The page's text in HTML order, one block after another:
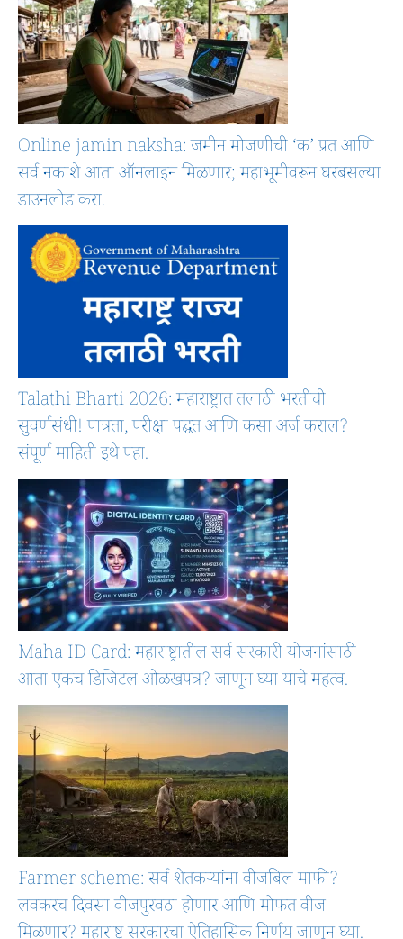
Online jamin naksha: जमीन मोजणीची ‘क’ प्रत आणि
सर्व नकाशे आता ऑनलाइन मिळणार; महाभूमीवरून घरबसल्या
डाउनलोड करा.
Talathi Bharti 2026: महाराष्ट्रात तलाठी भरतीची
सुवर्णसंधी! पात्रता, परीक्षा पद्धत आणि कसा अर्ज कराल?
संपूर्ण माहिती इथे पहा.
Maha ID Card: महाराष्ट्रातील सर्व सरकारी योजनांसाठी
आता एकच डिजिटल ओळखपत्र? जाणून घ्या याचे महत्व.
Farmer scheme: सर्व शेतकऱ्यांना वीजबिल माफी?
लवकरच दिवसा वीजपुरवठा होणार आणि मोफत वीज